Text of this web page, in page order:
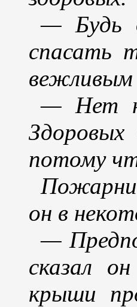
— Будь
спасать
вежливым
— Нет
Здоровых
потому
он в
—
сказал
крыши